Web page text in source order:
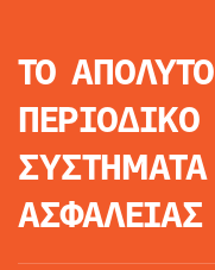
ΤΟ ΑΠΟΛΥΤΟ
ΠΕΡΙΟΔΙΚΟ
ΣΥΣΤΗΜΑΤΑ
ΑΣΦΑΛΕΙΑΣ